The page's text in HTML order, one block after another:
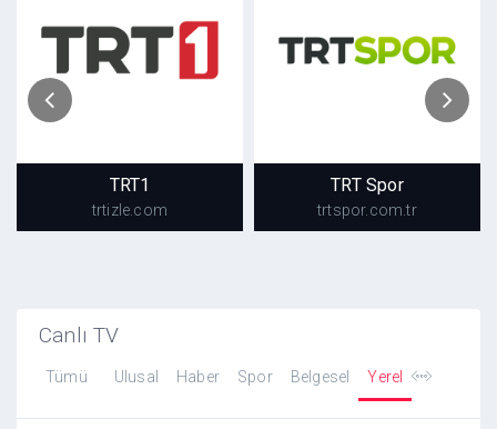
TRT1
trtizle.com
TRT Spor
trtspor.com.tr
Canlı TV
Tümü Ulusal Haber Spor Belgesel Yerel